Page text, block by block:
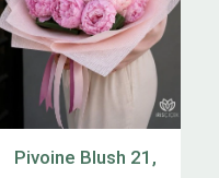
Pivoine Blush 21,